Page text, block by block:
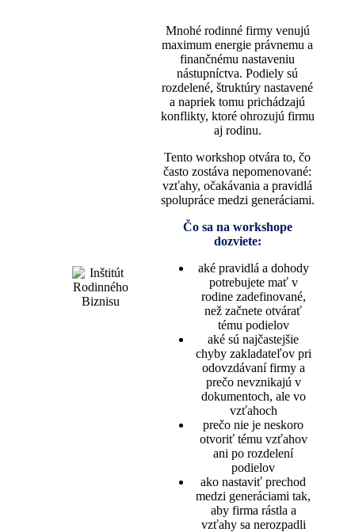
Mnohé rodinné firmy venujú
maximum energie právnemu a
finančnému nastaveniu
nástupníctva. Podiely sú
rozdelené, štruktúry nastavené
a napriek tomu prichádzajú
konflikty, ktoré ohrozujú firmu
aj rodinu.
Tento workshop otvára to, čo
často zostáva nepomenované:
vzťahy, očakávania a pravidlá
spolupráce medzi generáciami.
Čo sa na workshope
dozviete:
aké pravidlá a dohody
potrebujete mať v
rodine zadefinované,
než začnete otvárať
tému podielov
aké sú najčastejšie
chyby zakladateľov pri
odovzdávaní firmy a
prečo nevznikajú v
dokumentoch, ale vo
vzťahoch
prečo nie je neskoro
otvoriť tému vzťahov
ani po rozdelení
podielov
ako nastaviť prechod
medzi generáciami tak,
aby firma rástla a
vzťahy sa nerozpadli